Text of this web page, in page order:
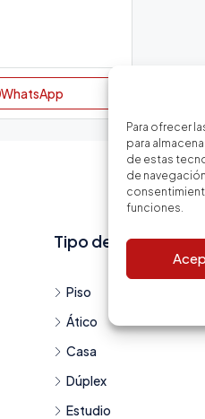
Para ofrecer
para
de estas
de
funciones.
WhatsApp
Tipo de vivienda
Piso
Ático
Casa
Dúplex
Estudio